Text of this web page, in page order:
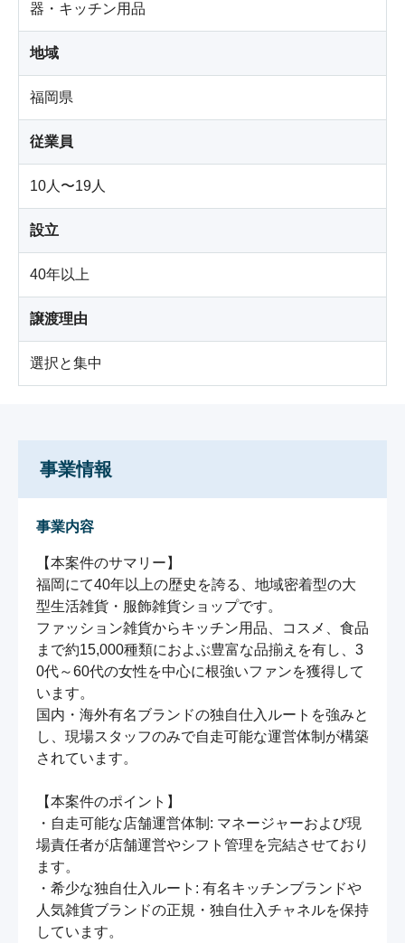
器・キッチン用品
地域
福岡県
従業員
10人〜19人
設立
40年以上
譲渡理由
選択と集中
事業情報
事業内容
【本案件のサマリー】
福岡にて40年以上の歴史を誇る、地域密着型の大
型生活雑貨・服飾雑貨ショップです。
ファッション雑貨からキッチン用品、コスメ、食品
まで約15,000種類におよぶ豊富な品揃えを有し、3
0代～60代の女性を中心に根強いファンを獲得して
います。
国内・海外有名ブランドの独自仕入ルートを強みと
し、現場スタッフのみで自走可能な運営体制が構築
されています。
【本案件のポイント】
・自走可能な店舗運営体制: マネージャーおよび現
場責任者が店舗運営やシフト管理を完結させており
ます。
・希少な独自仕入ルート: 有名キッチンブランドや
人気雑貨ブランドの正規・独自仕入チャネルを保持
しています。